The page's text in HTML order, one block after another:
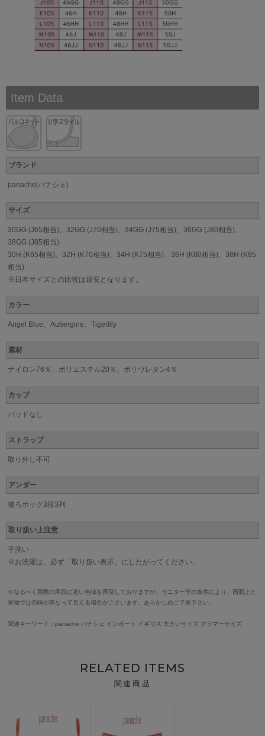
Item Data
ブランド
panache[パナシェ]
サイズ
30GG (J65相当)、32GG (J70相当)、34GG (J75相当)、36GG (J80相当)、
38GG (J85相当)
30H (K65相当)、32H (K70相当)、34H (K75相当)、36H (K80相当)、38H (K85
相当)
※日本サイズとの比較は目安となります。
カラー
Angel Blue、Aubergine、Tigerlily
素材
ナイロン76％、ポリエステル20％、ポリウレタン4％
カップ
パッドなし
ストラップ
取り外し不可
アンダー
後ろホック3段3列
取り扱い上注意
手洗い
※お洗濯は、必ず「取り扱い表示」にしたがってください。
※なるべく実際の商品に近い色味を再現しておりますが、モニター等の条件により、画面上と
実物では色味が異なって見える場合がございます。あらかじめご了承下さい。
関連キーワード：panache パナシェ インポート イギリス 大きいサイズ グラマーサイズ
RELATED ITEMS
関連商品